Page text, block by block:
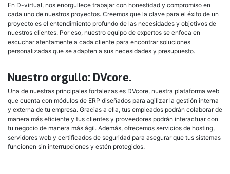
En D-virtual, nos enorgullece trabajar con honestidad y compromiso en
cada uno de nuestros proyectos. Creemos que la clave para el éxito de un
proyecto es el entendimiento profundo de las necesidades y objetivos de
nuestros clientes. Por eso, nuestro equipo de expertos se enfoca en
escuchar atentamente a cada cliente para encontrar soluciones
personalizadas que se adapten a sus necesidades y presupuesto.
Nuestro orgullo: DVcore.
Una de nuestras principales fortalezas es DVcore, nuestra plataforma web
que cuenta con módulos de ERP diseñados para agilizar la gestión interna
y externa de tu empresa. Gracias a ella, tus empleados podrán colaborar de
manera más eficiente y tus clientes y proveedores podrán interactuar con
tu negocio de manera más ágil. Además, ofrecemos servicios de hosting,
servidores web y certificados de seguridad para asegurar que tus sistemas
funcionen sin interrupciones y estén protegidos.